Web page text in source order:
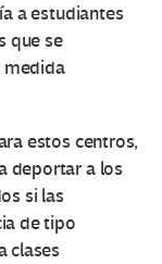
a estudiantes
que se
medida
estos centros,
deportar a los
si las
de tipo
clases